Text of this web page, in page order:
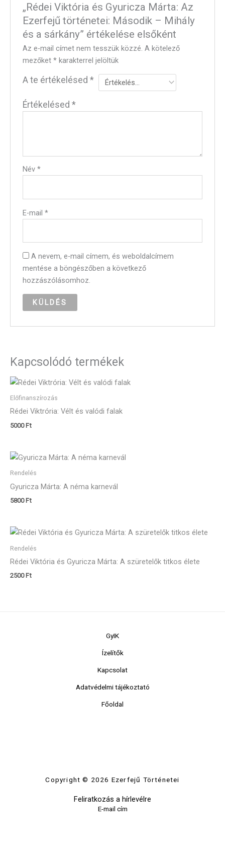
„Rédei Viktória és Gyuricza Márta: Az
Ezerfejű történetei: Második – Mihály
és a sárkány” értékelése elsőként
Az e-mail címet nem tesszük közzé. A kötelező
mezőket* karakterrel jelöltük
A te értékelésed*
Értékelésed*
Név*
E-mail*
A nevem, e-mail címem, és weboldalcímem
mentése a böngészőben a következő
hozzászólásomhoz.
Kapcsolódó termékek
Előfinanszírozás
Rédei Viktrória: Vélt és valódi falak
5000Ft
Rendelés
Gyuricza Márta: A néma karnevál
5800 Ft
Rendelés
Rédei Viktória és Gyuricza Márta: A szüretelők titkos élete
2500 Ft
GyIK
Ízelítők
Kapcsolat
Adatvédelmi tájékoztató
Főoldal
Copyright © 2026 Ezerfejű Történetei
Feliratkozás a hírlevélre
E-mail cím